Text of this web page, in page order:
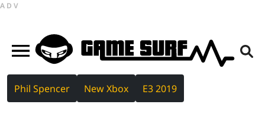
ADV
Phil Spencer New Xbox E3 2019